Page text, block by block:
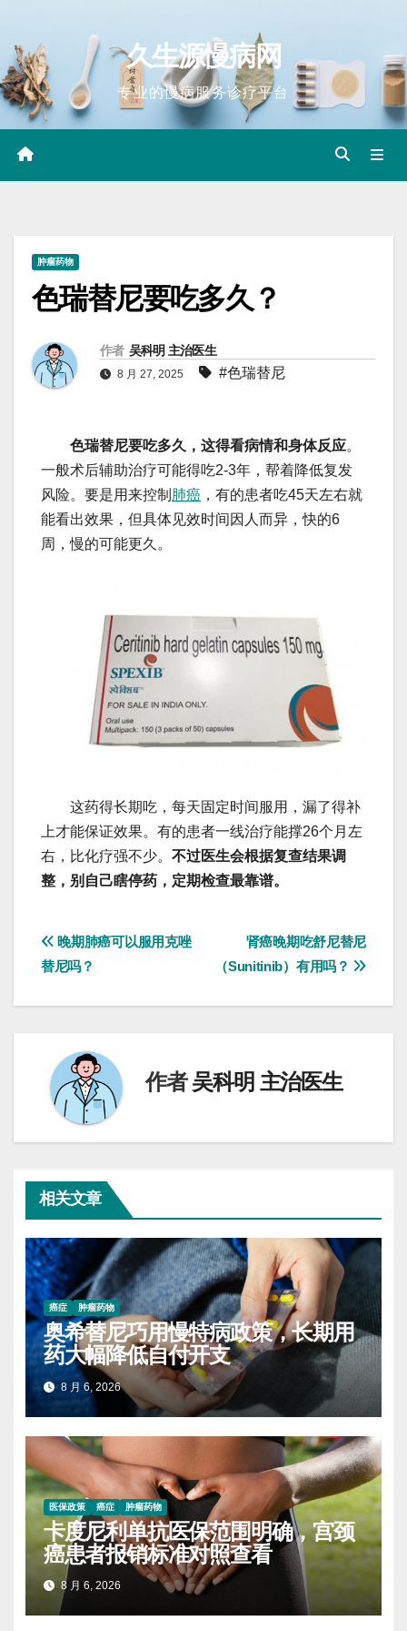
content
久生源慢病网
专业的慢病服务诊疗平台
肿瘤药物
色瑞替尼要吃多久？
作者 吴科明 主治医生
8 月 27, 2025 #色瑞替尼
色瑞替尼要吃多久，这得看病情和身体反应。
一般术后辅助治疗可能得吃2-3年，帮着降低复发
风险。要是用来控制 肺癌 ，有的患者吃45天左右就
能看出效果，但具体见效时间因人而异，快的6
周，慢的可能更久。
这药得长期吃，每天固定时间服用，漏了得补
上才能保证效果。有的患者一线治疗能撑26个月左
右，比化疗强不少。 不过医生会根据复查结果调
整，别自己瞎停药，定期检查最靠谱。
文
章
航
肾癌晚期吃舒尼替尼
（Sunitinib）有用吗？
晚期肺癌可以服用克唑
替尼吗？
作者吴科明 主治医生
相关文章
癌症 肿瘤药物
奥希替尼巧用慢特病政策，长期用
药大幅降低自付开支
8 月 6, 2026
医保政策 癌症 肿瘤药物
卡度尼利单抗医保范围明确，宫颈
癌患者报销标准对照查看
8 月 6, 2026